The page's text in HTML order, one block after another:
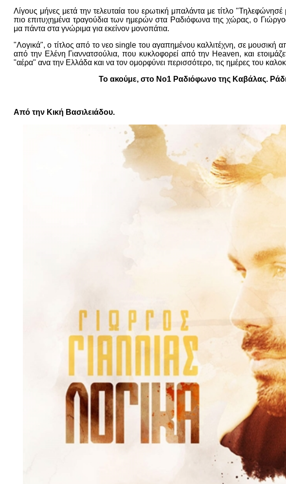
Λίγους μήνες μετά την τελευταία του ερωτική μπαλάντα με τίτλο
πιο επιτυχημένα τραγούδια των ημερών στα Ραδιόφωνα της χώρας, ο Γιώργος
μα πάντα στα γνώριμα για εκείνον μονοπάτια.
"Λογικά", ο τίτλος από το νεο single του αγαπημένου καλλιτέχνη, σε μουσική
από την Ελένη Γιαννατσούλια, που κυκλοφορεί από την Heaven, και
"αέρα" ανα την Ελλάδα και να τον ομορφύνει περισσότερο, τις ημέρες του
Το ακούμε, στο Νο1 Ραδιόφωνο της Καβάλας.
Από την Κική Βασιλειάδου.